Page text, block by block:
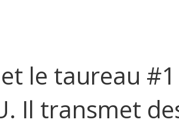
le taureau
Il transmet